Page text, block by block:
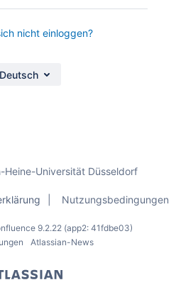
nicht einloggen?
Deutsch
Universität Düsseldorf
Nutzungsbedingungen
9.2.22 (app2: 41fdbe03)
Atlassian-News